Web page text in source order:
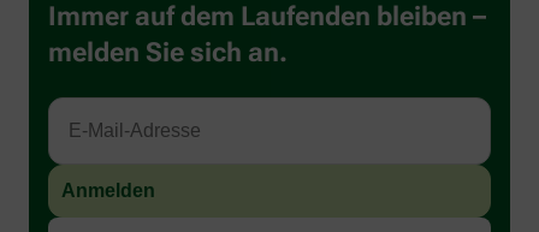
Immer auf dem Laufenden bleiben –
melden Sie sich an.